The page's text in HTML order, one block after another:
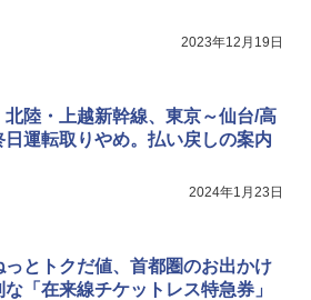
インターライト 強力 小型 緑色/赤色/青紫色
充電式 高精度 超長距離照射 長時間使用
クト多機能設計 持ち運び便利 アウトド
フィス/教育現場/展示会用 緑
2023年12月19日
北陸・上越新幹線、東京～仙台/高
日運転取りやめ。払い戻しの案内
2024年1月23日
っとトクだ値、首都圏のお出かけ
な「在来線チケットレス特急券」